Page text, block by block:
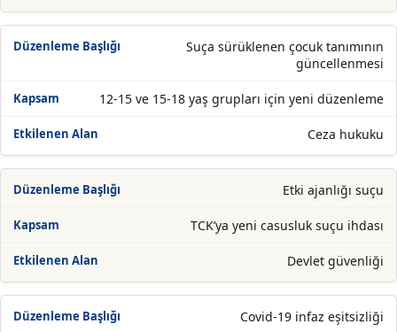
Suça sürüklenen çocuk tanımının
güncellenmesi
12-15 ve 15-18 yaş grupları için yeni düzenleme
Ceza hukuku
Etki ajanlığı suçu
TCK’ya yeni casusluk suçu ihdası
Devlet güvenliği
Covid-19 infaz eşitsizliği